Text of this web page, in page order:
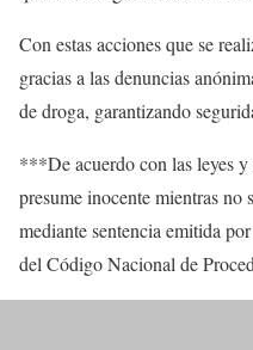
Con estas acciones que se
gracias a las denuncias
de droga, garantizando
***De acuerdo con las leyes
presume inocente mientras no
mediante sentencia emitida
del Código Nacional de